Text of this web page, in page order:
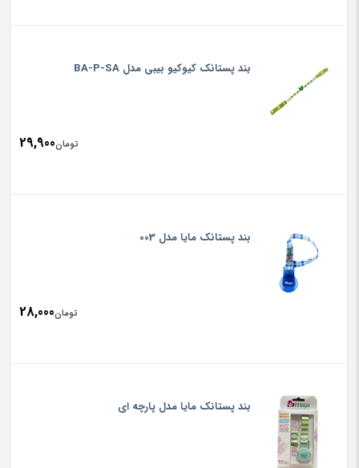
بند پستانک کیوکیو بیبی مدل BA-P-SA
تومان29,900
بند پستانک مایا مدل 003
تومان28,000
بند پستانک مایا مدل پارچه ای